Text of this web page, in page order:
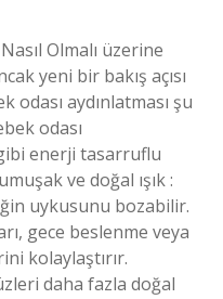
Olmalı üzerine
yeni bir bakış açısı
aydınlatması şu
odası
gibi enerji tasarruflu
ve doğal ışık :
uykusunu bozabilir.
gece beslenme veya
kolaylaştırır.
daha fazla doğal